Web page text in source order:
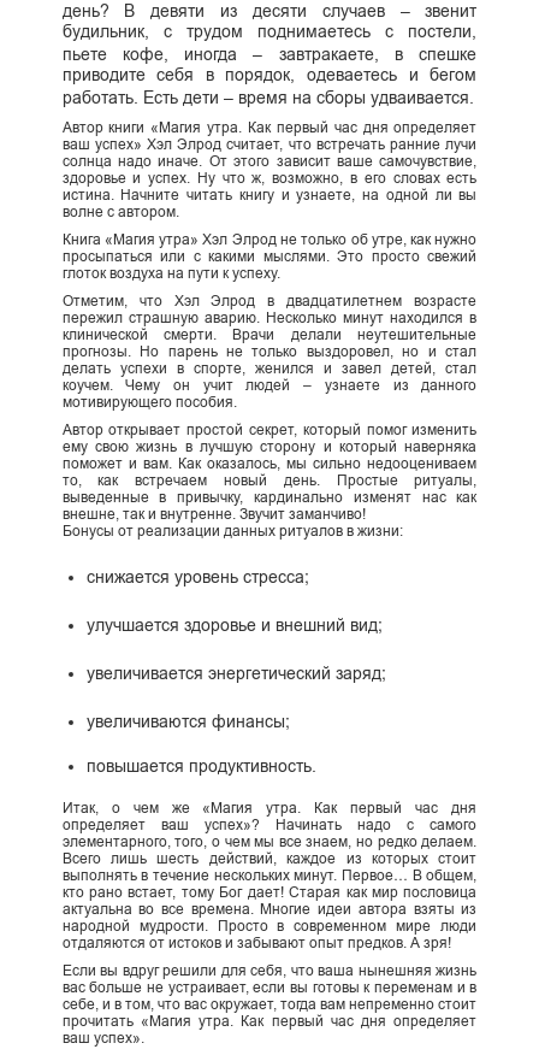
день? В девяти из десяти случаев – звенит
будильник, с трудом поднимаетесь с постели,
пьете кофе, иногда – завтракаете, в спешке
приводите себя в порядок, одеваетесь и бегом
работать. Есть дети – время на сборы удваивается.
Автор книги «Магия утра. Как первый час дня определяет
ваш успех» Хэл Элрод считает, что встречать ранние лучи
солнца надо иначе. От этого зависит ваше самочувствие,
здоровье и успех. Ну что ж, возможно, в его словах есть
истина. Начните читать книгу и узнаете, на одной ли вы
волне с автором.
Книга «Магия утра» Хэл Элрод не только об утре, как нужно
просыпаться или с какими мыслями. Это просто свежий
глоток воздуха на пути к успеху.
Отметим, что Хэл Элрод в двадцатилетнем возрасте
пережил страшную аварию. Несколько минут находился в
клинической смерти. Врачи делали неутешительные
прогнозы. Но парень не только выздоровел, но и стал
делать успехи в спорте, женился и завел детей, стал
коучем. Чему он учит людей – узнаете из данного
мотивирующего пособия.
Автор открывает простой секрет, который помог изменить
ему свою жизнь в лучшую сторону и который наверняка
поможет и вам. Как оказалось, мы сильно недооцениваем
то, как встречаем новый день. Простые ритуалы,
выведенные в привычку, кардинально изменят нас как
внешне, так и внутренне. Звучит заманчиво!
Бонусы от реализации данных ритуалов в жизни:
снижается уровень стресса;
улучшается здоровье и внешний вид;
увеличивается энергетический заряд;
увеличиваются финансы;
повышается продуктивность.
Итак, о чем же «Магия утра. Как первый час дня
определяет ваш успех»? Начинать надо с самого
элементарного, того, о чем мы все знаем, но редко делаем.
Всего лишь шесть действий, каждое из которых стоит
выполнять в течение нескольких минут. Первое… В общем,
кто рано встает, тому Бог дает! Старая как мир пословица
актуальна во все времена. Многие идеи автора взяты из
народной мудрости. Просто в современном мире люди
отдаляются от истоков и забывают опыт предков. А зря!
Если вы вдруг решили для себя, что ваша нынешняя жизнь
вас больше не устраивает, если вы готовы к переменам и в
себе, и в том, что вас окружает, тогда вам непременно стоит
прочитать «Магия утра. Как первый час дня определяет
ваш успех».